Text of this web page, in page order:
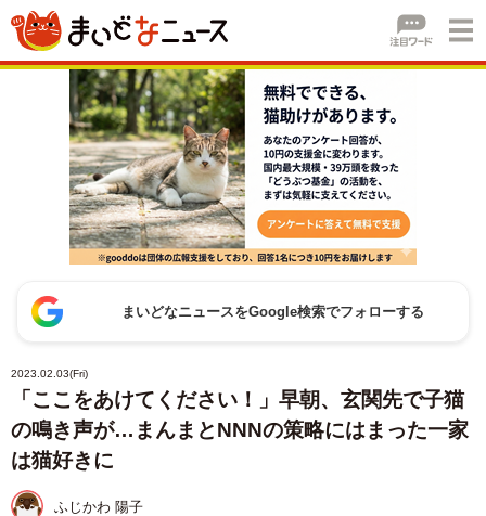
まいどなニュースをGoogle検索でフォローする
2023.02.03(Fri)
「ここをあけてください！」早朝、玄関先で子猫
の鳴き声が…まんまとNNNの策略にはまった一家
は猫好きに
ふじかわ 陽子